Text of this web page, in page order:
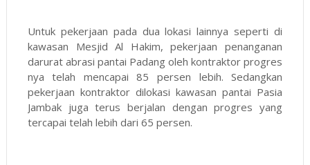
Untuk pekerjaan pada dua lokasi lainnya seperti di
kawasan Mesjid Al Hakim, pekerjaan penanganan
darurat abrasi pantai Padang oleh kontraktor progres
nya telah mencapai 85 persen lebih. Sedangkan
pekerjaan kontraktor dilokasi kawasan pantai Pasia
Jambak juga terus berjalan dengan progres yang
tercapai telah lebih dari 65 persen.